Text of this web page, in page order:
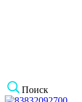
Поиск